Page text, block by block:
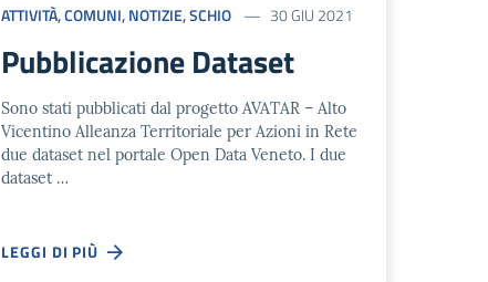
ATTIVITÀ,COMUNI,NOTIZIE,SCHIO 30 GIU 2021
Pubblicazione Dataset
Sono stati pubblicati dal progetto AVATAR – Alto
Vicentino Alleanza Territoriale per Azioni in Rete
due dataset nel portale Open Data Veneto. I due
dataset …
LEGGI DI PIÙ